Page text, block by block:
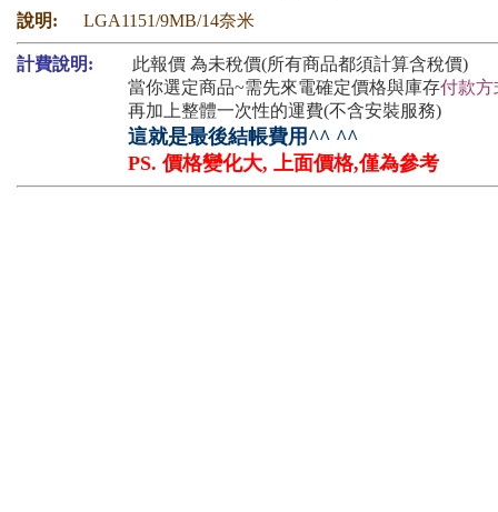
說明:
LGA1151/9MB/14奈米
計費說明:
此報價 為未稅價(所有商品都須計算含稅價)
當你選定商品~需先來電確定價格與庫存付款方
再加上整體一次性的運費(不含安裝服務)
這就是最後結帳費用^^ ^^
PS. 價格變化大, 上面價格,僅為參考